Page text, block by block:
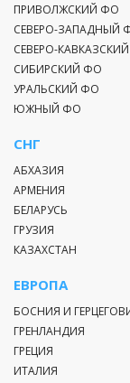
ПРИВОЛЖСКИЙ ФО
СЕВЕРО-ЗАПАДНЫЙ
СЕВЕРО-
СИБИРСКИЙ ФО
УРАЛЬСКИЙ ФО
ЮЖНЫЙ ФО
СНГ
АБХАЗИЯ
АРМЕНИЯ
БЕЛАРУСЬ
ГРУЗИЯ
КАЗАХСТАН
ЕВРОПА
БОСНИЯ И
ГРЕНЛАНДИЯ
ГРЕЦИЯ
ИТАЛИЯ